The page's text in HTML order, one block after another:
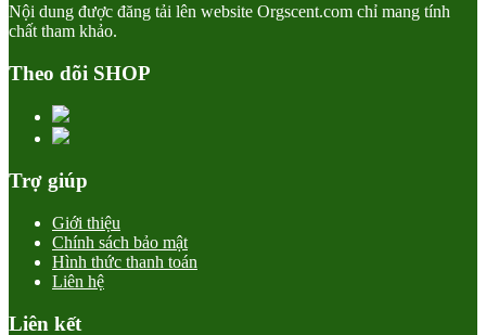
Nội dung được đăng tải lên website Orgscent.com chỉ mang tính
chất tham khảo.
Theo dõi SHOP
Trợ giúp
Giới thiệu
Chính sách bảo mật
Hình thức thanh toán
Liên hệ
Liên kết